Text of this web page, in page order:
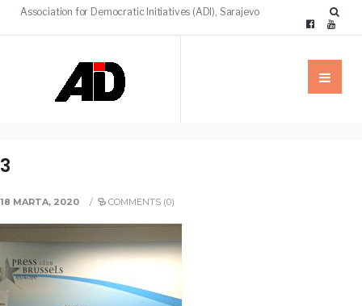
Association for Democratic Initiatives (ADI), Sarajevo
3
18 MARTA, 2020 / COMMENTS (0)